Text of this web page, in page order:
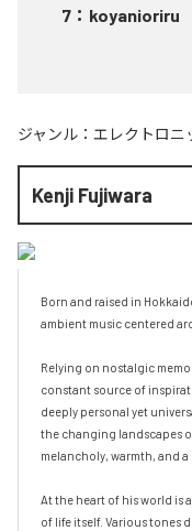
7 ： koyanioriru
ジャンル： エレクトロニ
Kenji Fujiwara
Born and raised in
ambient music centered
Relying on nostalgic
constant source of
deeply personal yet
the changing landscapes
melancholy, warmth, and a
At the heart of his world is
of life itself. Various tones